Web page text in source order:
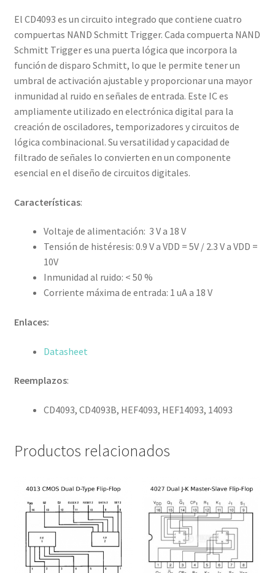
El CD4093 es un circuito integrado que contiene cuatro
compuertas NAND Schmitt Trigger. Cada compuerta NAND
Schmitt Trigger es una puerta lógica que incorpora la
función de disparo Schmitt, lo que le permite tener un
umbral de activación ajustable y proporcionar una mayor
inmunidad al ruido en señales de entrada. Este IC es
ampliamente utilizado en electrónica digital para la
creación de osciladores, temporizadores y circuitos de
lógica combinacional. Su versatilidad y capacidad de
filtrado de señales lo convierten en un componente
esencial en el diseño de circuitos digitales.
Características:
Voltaje de alimentación: 3 V a 18 V
Tensión de histéresis: 0.9 V a VDD = 5V / 2.3 V a VDD =
10V
Inmunidad al ruido: < 50 %
Corriente máxima de entrada: 1 uA a 18 V
Enlaces:
Datasheet
Reemplazos:
CD4093, CD4093B, HEF4093, HEF14093, 14093
Productos relacionados